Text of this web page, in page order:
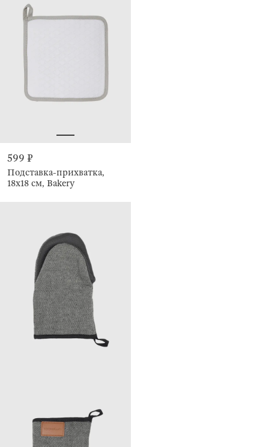
599 ₽
Подставка-прихватка,
18х18 см, Bakery